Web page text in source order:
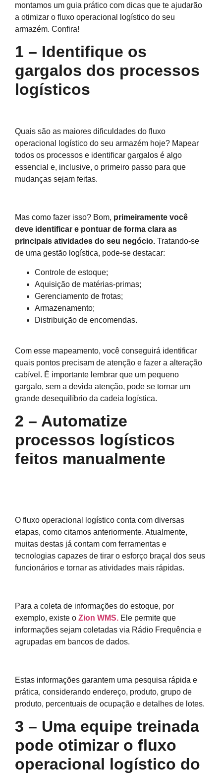
montamos um guia prático com dicas que te ajudarão
a otimizar o fluxo operacional logístico do seu
armazém. Confira!
1 – Identifique os
gargalos dos processos
logísticos
Quais são as maiores dificuldades do fluxo
operacional logístico do seu armazém hoje? Mapear
todos os processos e identificar gargalos é algo
essencial e, inclusive, o primeiro passo para que
mudanças sejam feitas.
Mas como fazer isso? Bom, primeiramente você
deve identificar e pontuar de forma clara as
principais atividades do seu negócio. Tratando-se
de uma gestão logística, pode-se destacar:
Controle de estoque;
Aquisição de matérias-primas;
Gerenciamento de frotas;
Armazenamento;
Distribuição de encomendas.
Com esse mapeamento, você conseguirá identificar
quais pontos precisam de atenção e fazer a alteração
cabível. É importante lembrar que um pequeno
gargalo, sem a devida atenção, pode se tornar um
grande desequilíbrio da cadeia logística.
2 – Automatize
processos logísticos
feitos manualmente
O fluxo operacional logístico conta com diversas
etapas, como citamos anteriormente. Atualmente,
muitas destas já contam com ferramentas e
tecnologias capazes de tirar o esforço braçal dos seus
funcionários e tornar as atividades mais rápidas.
Para a coleta de informações do estoque, por
exemplo, existe o Zion WMS. Ele permite que
informações sejam coletadas via Rádio Frequência e
agrupadas em bancos de dados.
Estas informações garantem uma pesquisa rápida e
prática, considerando endereço, produto, grupo de
produto, percentuais de ocupação e detalhes de lotes.
3 – Uma equipe treinada
pode otimizar o fluxo
operacional logístico do